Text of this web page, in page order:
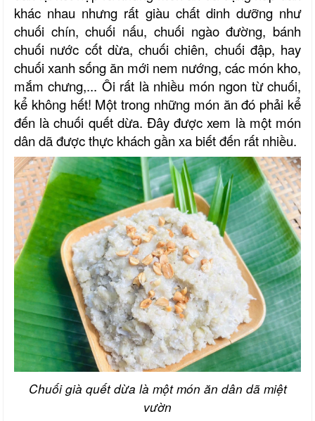
khác nhau nhưng rất giàu chất dinh dưỡng như
chuối chín, chuối nấu, chuối ngào đường, bánh
chuối nước cốt dừa, chuối chiên, chuối đập, hay
chuối xanh sống ăn mới nem nướng, các món kho,
mắm chưng,... Ôi rất là nhiều món ngon từ chuối,
kể không hết! Một trong những món ăn đó phải kể
đến là chuối quết dừa. Đây được xem là một món
dân dã được thực khách gần xa biết đến rất nhiều.
Chuối già quết dừa là một món ăn dân dã miệt
vườn